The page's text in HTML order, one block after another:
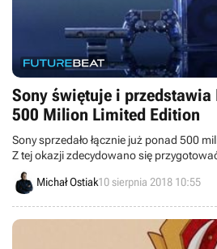
Sony świętuje i przedstawia
500 Milion Limited Edition
Sony sprzedało łącznie już ponad 500
Z tej okazji zdecydowano się
PlayStation 4 Pro - 500 Million Limited
Michał Ostiak10 sierpnia 2018 10:55